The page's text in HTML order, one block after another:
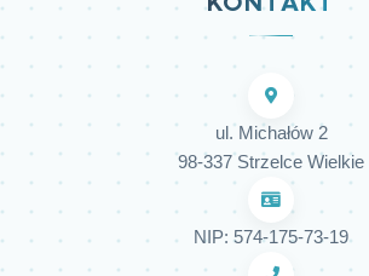
ul. Michałów 2
98-337 Strzelce Wielkie
NIP: 574-175-73-19